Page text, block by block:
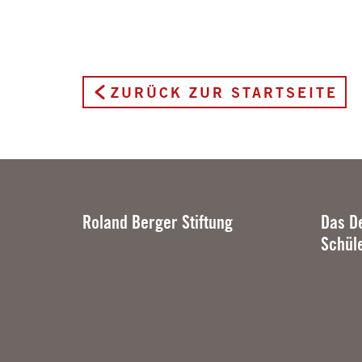
ZURÜCK ZUR STARTSEITE
Roland Berger Stiftung
Das